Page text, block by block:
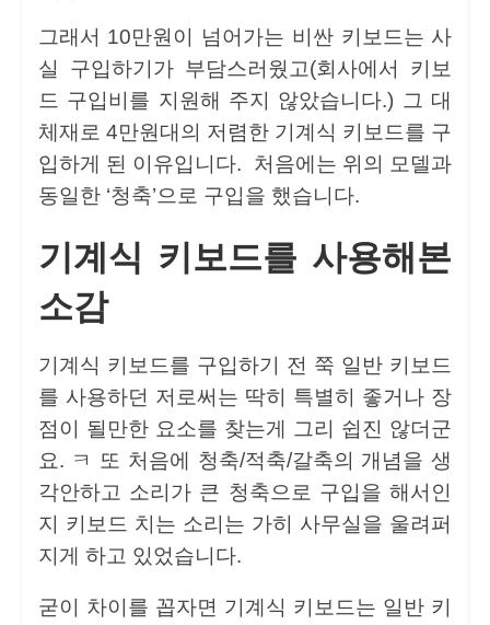
그래서 10만원이 넘어가는 비싼 키보드는 사
실 구입하기가 부담스러웠고(회사에서 키보
드 구입비를 지원해 주지 않았습니다.) 그 대
체재로 4만원대의 저렴한 기계식 키보드를 구
입하게 된 이유입니다. 처음에는 위의 모델과
동일한 ‘청축’으로 구입을 했습니다.
기계식 키보드를 사용해본
소감
기계식 키보드를 구입하기 전 쭉 일반 키보드
를 사용하던 저로써는 딱히 특별히 좋거나 장
점이 될만한 요소를 찾는게 그리 쉽진 않더군
요. ㅋ 또 처음에 청축/적축/갈축의 개념을 생
각안하고 소리가 큰 청축으로 구입을 해서인
지 키보드 치는 소리는 가히 사무실을 울려퍼
지게 하고 있었습니다.
굳이 차이를 꼽자면 기계식 키보드는 일반 키